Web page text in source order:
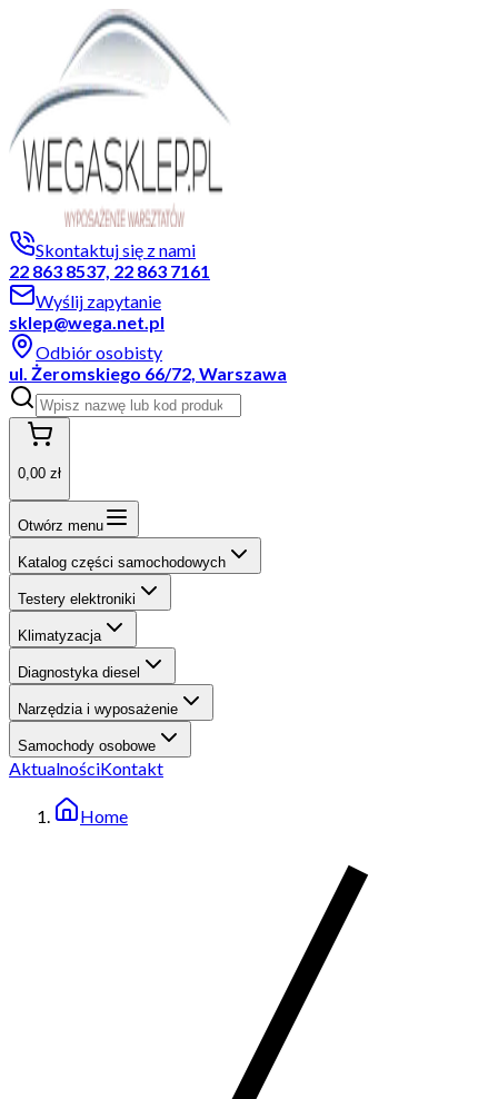
Skontaktuj się z nami
22 863 8537, 22 863 7161
Wyślij zapytanie
sklep@wega.net.pl
Odbiór osobisty
ul. Żeromskiego 66/72, Warszawa
0,00 zł
Otwórz menu
Katalog części samochodowych
Testery elektroniki
Klimatyzacja
Diagnostyka diesel
Narzędzia i wyposażenie
Samochody osobowe
AktualnościKontakt
Home